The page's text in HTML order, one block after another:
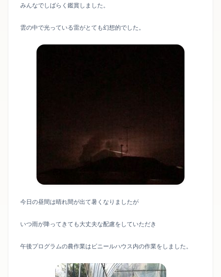
みんなでしばらく鑑賞しました。
雲の中で光っている雷がとても幻想的でした。
今日の昼間は晴れ間が出て暑くなりましたが
いつ雨が降ってきても大丈夫な配慮をしていただき
午後プログラムの農作業はビニールハウス内の作業をしました。